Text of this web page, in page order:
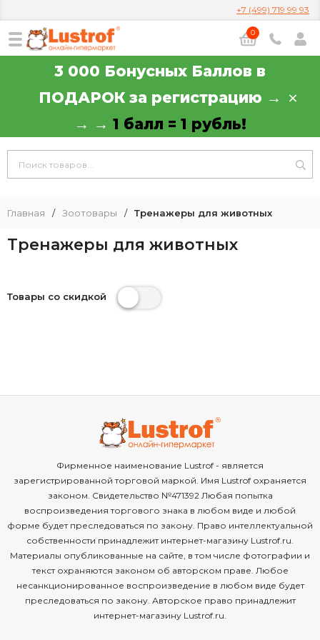
+7 (499) 719 99 93
0
3 000 Бонусных Баллов в
ПОДАРОК за регистрацию →
→ → 1 балл = 1 рубль!
Главная / Зоотовары / Тренажеры для животных
Тренажеры для животных
Товары со скидкой
Фирменное наименование Lustrof - является
зарегистрированной торговой маркой. Имя Lustrof охраняется
законом. Свидетельство №471392 Любая попытка
воспроизведения торгового знака в любом виде и любой
форме будет преследоваться по закону. Право интеллектуальной
собственности принадлежит интернет-магазину Lustrof.ru.
Материалы опубликованные на сайте, в том числе фотографии и
текст охраняются законом об авторском праве. Любое
несанкционированное воспроизведение в любом виде будет
преследоваться по закону. Авторское право принадлежит
интернет-магазину Lustrof.ru.